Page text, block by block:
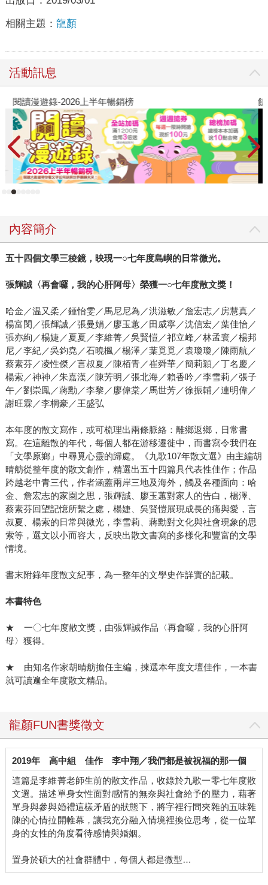
相關主題： 龍顏
活動訊息
閱讀漫遊錄-2026上半年暢銷榜
內容簡介
五十四個文學三稜鏡，映現一○七年度島嶼的日常微光。
張輝誠〈再會囉，我的心肝阿母〉榮獲一○七年度散文獎！
哈金／温又柔／鍾怡雯／馬尼尼為／洪滋敏／詹宏志／房慧真／
楊富閔／張輝誠／張曼娟／廖玉蕙／田威寧／沈信宏／葉佳怡／
張亦絢／楊婕／夏夏／李維菁／吳賢愷／祁立峰／林孟寰／楊邦
尼／李紀／吳鈞堯／石曉楓／楊澤／葉覓覓／袁瓊瓊／陳雨航／
蔡素芬／凌性傑／言叔夏／陳栢青／崔舜華／簡莉穎／丁名慶／
楊索／神神／朱嘉漢／陳芳明／張北海／賴香吟／李雪莉／張子
午／劉崇鳳／蔣勳／李黎／廖偉棠／馬世芳／徐振輔／連明偉／
謝旺霖／李桐豪／王盛弘
本年度的散文寫作，或可梳理出兩條脈絡：離鄉返鄉，日常書
寫。在這離散的年代，每個人都在游移遷徙中，而書寫令我們在
「文學原鄉」中尋覓心靈的歸處。《九歌107年散文選》由主編胡
晴舫從整年度的散文創作，精選出五十四篇具代表性佳作；作品
跨越老中青三代，作者涵蓋兩岸三地及海外，觸及各種面向：哈
金、詹宏志的家園之思，張輝誠、廖玉蕙對家人的告白，楊澤、
蔡素芬回望記憶所繫之處，楊婕、吳賢愷展現成長的痛與愛，言
叔夏、楊索的日常與微光，李雪莉、蔣勳對文化與社會現象的思
索等，選文以小而容大，反映出散文書寫的多樣化和豐富的文學
情境。
書末附錄年度散文紀事，為一整年的文學史作詳實的記載。
本書特色
★ 一〇七年度散文獎，由張輝誠作品〈再會囉，我的心肝阿
母〉獲得。
★ 由知名作家胡晴舫擔任主編，揀選本年度文壇佳作，一本書
就可讀遍全年度散文精品。
龍顏FUN書獎徵文
2019年 高中組 佳作 李中翔／我們都是被祝福的那一個
這篇是李維菁老師生前的散文作品，收錄於九歌一零七年度散
文選。描述單身女性面對感情的無奈與社會給予的壓力，藉著
單身與參與婚禮這樣矛盾的狀態下，將字裡行間夾雜的五味雜
陳的心情拉開帷幕，讓我充分融入情境裡換位思考，從一位單
身的女性的角度看待感情與婚姻。
置身於碩大的社會群體中，每個人都是微型…